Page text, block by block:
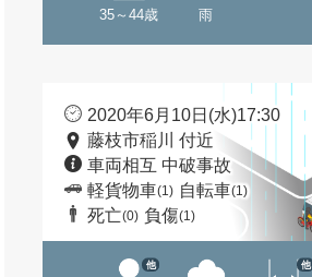
35～44歳 雨
2020年6月10日(水)17:30
藤枝市稲川 付近
車両相互 中破事故
軽貨物車(1) 自転車(1)
死亡(0) 負傷(1)
他 他